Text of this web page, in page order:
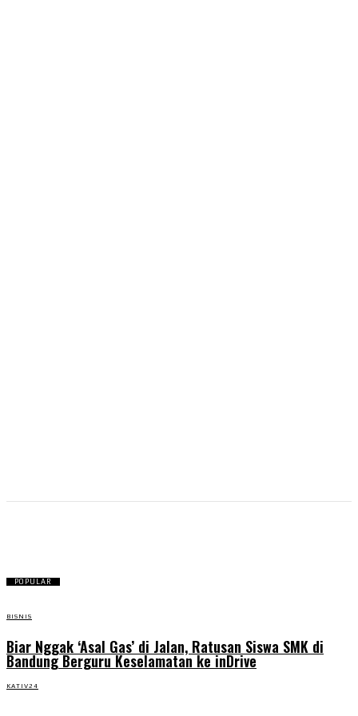
POPULAR
BISNIS
Biar Nggak ‘Asal Gas’ di Jalan, Ratusan Siswa SMK di
Bandung Berguru Keselamatan ke inDrive
KATIV24